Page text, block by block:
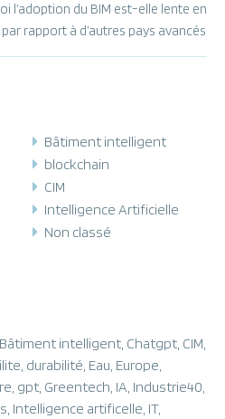
l’adoption du BIM est-elle lente en
rapport à d’autres pays avancés
Bâtiment intelligent
blockchain
CIM
Intelligence Artificielle
Non classé
Bâtiment intelligent, Chatgpt, CIM,
, durabilité, Eau, Europe,
, gpt, Greentech, IA, Industrie40,
, Intelligence artificelle, IT,